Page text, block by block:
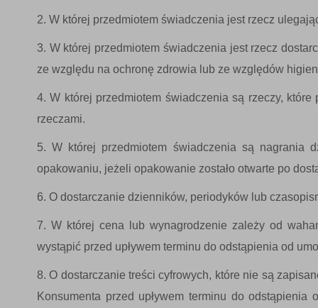
W której przedmiotem świadczenia jest rzecz
W której przedmiotem świadczenia jest rzecz
ze względu na ochronę zdrowia lub ze względów
W której przedmiotem świadczenia są rzeczy,
rzeczami.
W której przedmiotem świadczenia są nagrania
opakowaniu, jeżeli opakowanie zostało otwarte po
O dostarczanie dzienników, periodyków lub
W której cena lub wynagrodzenie zależy od
wystąpić przed upływem terminu do odstąpienia od
O dostarczanie treści cyfrowych, które nie są
Konsumenta przed upływem terminu do